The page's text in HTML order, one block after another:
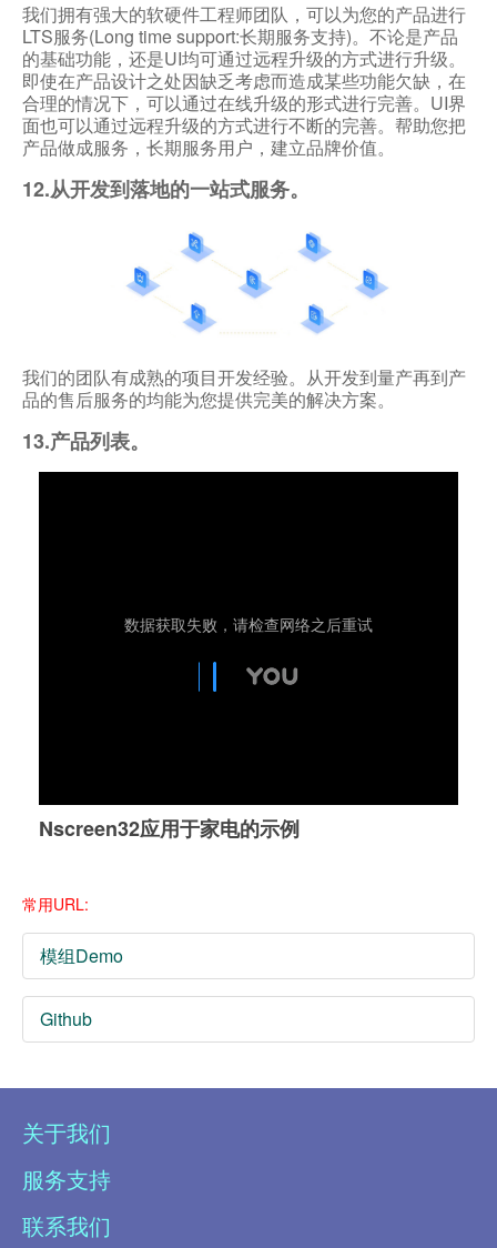
我们拥有强大的软硬件工程师团队，可以为您的产品进行
LTS服务(Long time support:长期服务支持)。不论是产品
的基础功能，还是UI均可通过远程升级的方式进行升级。
即使在产品设计之处因缺乏考虑而造成某些功能欠缺，在
合理的情况下，可以通过在线升级的形式进行完善。UI界
面也可以通过远程升级的方式进行不断的完善。帮助您把
产品做成服务，长期服务用户，建立品牌价值。
12.从开发到落地的一站式服务。
我们的团队有成熟的项目开发经验。从开发到量产再到产
品的售后服务的均能为您提供完美的解决方案。
13.产品列表。
Nscreen32应用于家电的示例
常用URL:
模组Demo
Github
关于我们
服务支持
联系我们